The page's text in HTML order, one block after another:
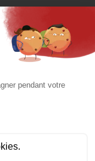
de cookies
- RCS Lyon B 384